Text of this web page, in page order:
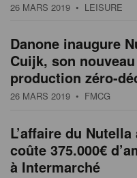
26 MARS 2019 • LEISURE
Danone inaugure
Cuijk, son
production zéro-
26 MARS 2019 • FMCG
L’affaire du Nutella
coûte 375.000€
à Intermarché